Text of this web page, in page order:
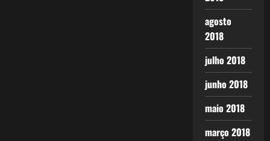
agosto
2018
julho 2018
junho 2018
maio 2018
março 2018